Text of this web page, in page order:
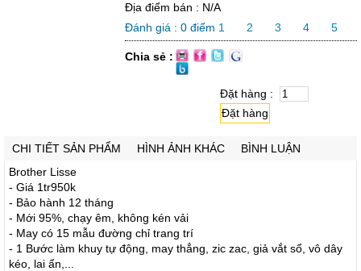
Địa điểm bán : N/A
Đánh giá : 0 điểm 1 2 3 4 5
Chia sẻ :
Đặt hàng :
Đặt hàng
CHI TIẾT SẢN PHẨM HÌNH ẢNH KHÁC
BÌNH LUẬN
Brother Lisse
- Giá 1tr950k
- Bảo hành 12 tháng
- Mới 95%, chạy êm, không kén vải
- May có 15 mẫu đường chỉ trang trí
- 1 Bước làm khuy tự động, may thẳng, zic zac, giả vắt sổ, vô dây
kéo, lai ẩn,...